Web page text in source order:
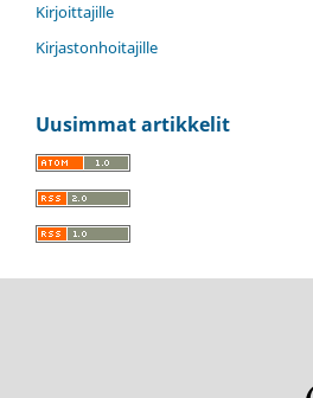
Kirjoittajille
Kirjastonhoitajille
Uusimmat artikkelit